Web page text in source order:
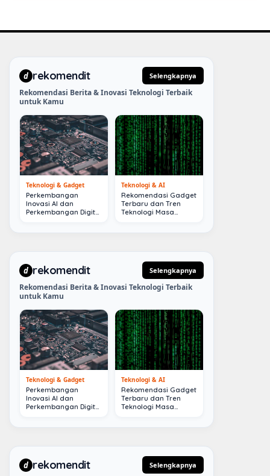
d rekomendit Selengkapnya
Rekomendasi Berita & Inovasi Teknologi Terbaik
untuk Kamu
Teknologi & Gadget
Perkembangan
Inovasi AI dan
Perkembangan Digital
Teknologi & AI
Rekomendasi Gadget
Terbaru dan Tren
Teknologi Masa
d rekomendit Selengkapnya
Rekomendasi Berita & Inovasi Teknologi Terbaik
untuk Kamu
Teknologi & Gadget
Perkembangan
Inovasi AI dan
Perkembangan Digital
Teknologi & AI
Rekomendasi Gadget
Terbaru dan Tren
Teknologi Masa
d rekomendit Selengkapnya